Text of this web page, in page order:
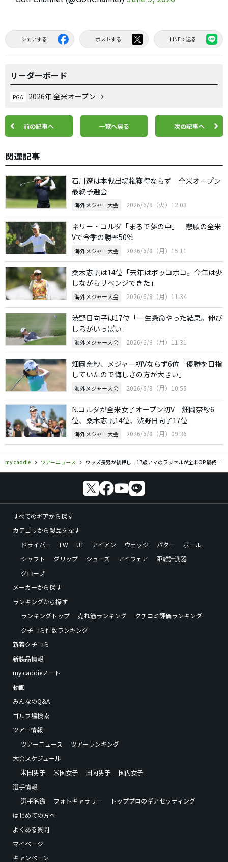
シェアする ポストする LINEで送る
リーダーボード
PGA 2026年 全米オープン
前の記事へ 一覧へ戻る 次の記事へ
関連記事
石川遼は本戦出場権獲得ならず 全米オープン
最終予選会
海外メジャー大会 2026/6/9（火）12:03
ネリー・コルダ「まるで夢の中」 悲願の全米
Vで今季の勝率50％
海外メジャー大会 2026/6/8（月）15:11
桑木志帆は14位「去年はボッコボコ。今年は少
しながらリベンジできた」
海外メジャー大会 2026/6/8（月）11:34
渋野日向子は17位「一生懸命やった結果。伸び
しろがいっぱい」
海外メジャー大会 2026/6/8（月）11:31
畑岡奈紗、メジャー初Vならず6位「優勝を目指
していたので悔しさの方が大きい」
海外メジャー大会 2026/6/8（月）10:55
N.コルダが全米女子オープン初V 畑岡奈紗6
位、桑木志帆14位、渋野日向子17位
海外メジャー大会 2026/6/8（月）09:36
my caddie ツアーニュース ウッズ長男が後押し 17歳アマのラッセルが全米OP最終予選会を突破
すべてのギアから探す
カテゴリから製品を探す
ドライバー
FW UT アイアン ウェッジ パター
ボール
シャフト
グリップ シューズ アイウェア
距離計測器
グローブ
メーカーから探す
ランキングから探す
ランキングトップ
売れ筋ランキング
クチコミ評価ランキング
クチコミ件数ランキング
新着クチコミ
新製品情報
my caddieノート
動画
みんなのQ&A
ゴルフ場検索
ツアー情報
ツアーニュース
ツアーランキング
大会スケジュール
米国男子
米国女子 国内男子
国内女子
選手情報
選手名鑑
フォトギャラリー
トッププロのギアセッティング
はじめての方へ
よくある質問
マイページ
キャンペーン